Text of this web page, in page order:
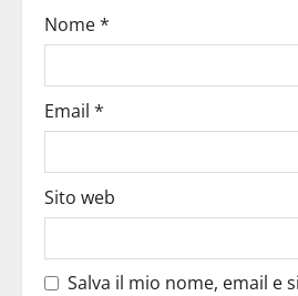
Nome*
Email *
Sito web
Salva il mio nome, email e